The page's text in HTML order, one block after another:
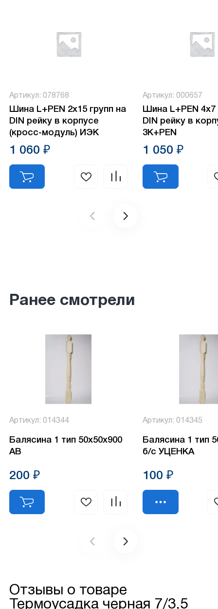
Артикул: 078768
Шина L+PEN 2х15 групп на
DIN рейку в корпусе
(кросс-модуль) ИЭК
1 060 ₽
Артикул: 000657
Шина L+PEN 4х7
DIN рейку в
3К+PEN
1 050 ₽
Ранее смотрели
Артикул: 014344
Балясина 1 тип 50х50х900
АВ
200 ₽
Артикул: 014345
Балясина 1 тип
б/с УЦЕНКА
100 ₽
Отзывы о товаре
Термоусадка черная 7/3,5